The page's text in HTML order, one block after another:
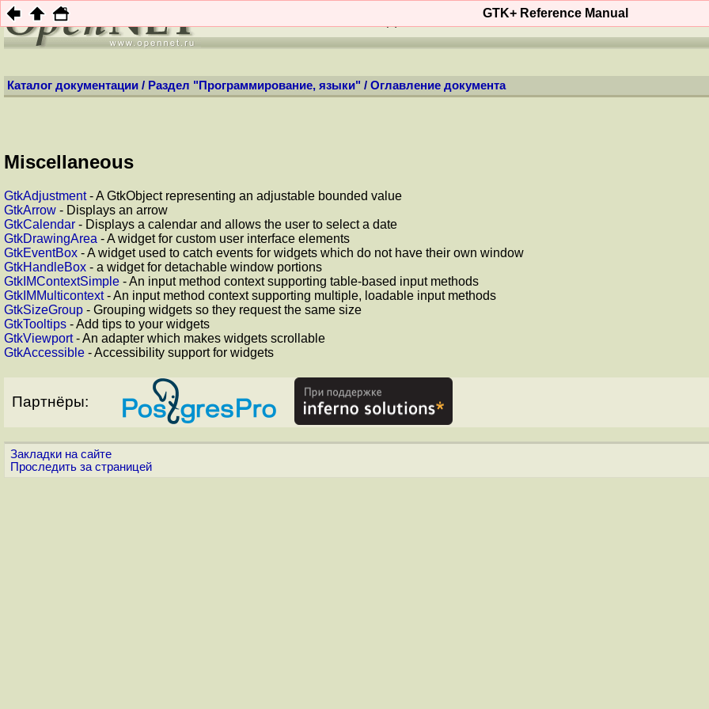
КОНТЕНТ WIKI MAN'ы
Каталог документации / Раздел "Программирование, языки" / Оглавление документа
GTK+ Reference Manual
Miscellaneous
GtkAdjustment- A GtkObject representing an adjustable bounded value
GtkArrow - Displays an arrow
GtkCalendar - Displays a calendar and allows the user to select a date
GtkDrawingArea - A widget for custom user interface elements
GtkEventBox - A widget used to catch events for widgets which do not have their own window
GtkHandleBox - a widget for detachable window portions
GtkIMContextSimple - An input method context supporting table-based input methods
GtkIMMulticontext- An input method context supporting multiple, loadable input methods
GtkSizeGroup - Grouping widgets so they request the same size
GtkTooltips - Add tips to your widgets
GtkViewport- An adapter which makes widgets scrollable
GtkAccessible - Accessibility support for widgets
Партнёры:
Закладки на сайте
Проследить за страницей